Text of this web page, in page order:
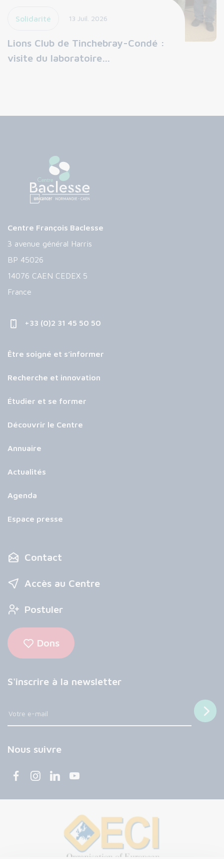
Solidarité 13 Juil. 2026
Lions Club de Tinchebray-Condé :
visite du laboratoire…
Centre François Baclesse
3 avenue général Harris
BP 45026
14076 CAEN CEDEX 5
France
+33 (0)2 31 45 50 50
Être soigné et s’informer
Recherche et innovation
Étudier et se former
Découvrir le Centre
Annuaire
Actualités
Agenda
Espace presse
Contact
Accès au Centre
Postuler
Dons
S'inscrire à la newsletter
Nous suivre